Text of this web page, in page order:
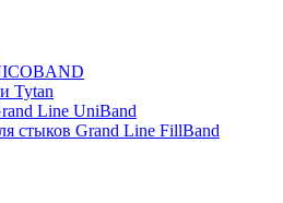
Tytan
Line UniBand
стыков Grand Line FillBand